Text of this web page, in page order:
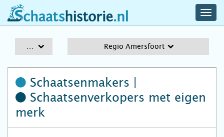
schaatshistorie.nl
Regio Amersfoort
Schaatsenmakers |
Schaatsenverkopers met eigen
merk